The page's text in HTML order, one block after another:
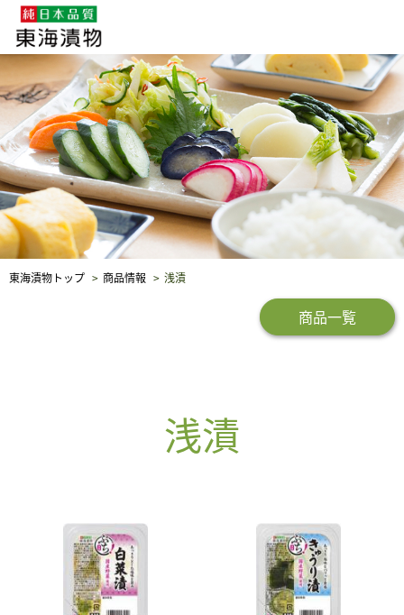
企業・採用情報 社会貢献 品質保証
東海漬物トップ 商品情報 浅漬
商品一覧
浅漬